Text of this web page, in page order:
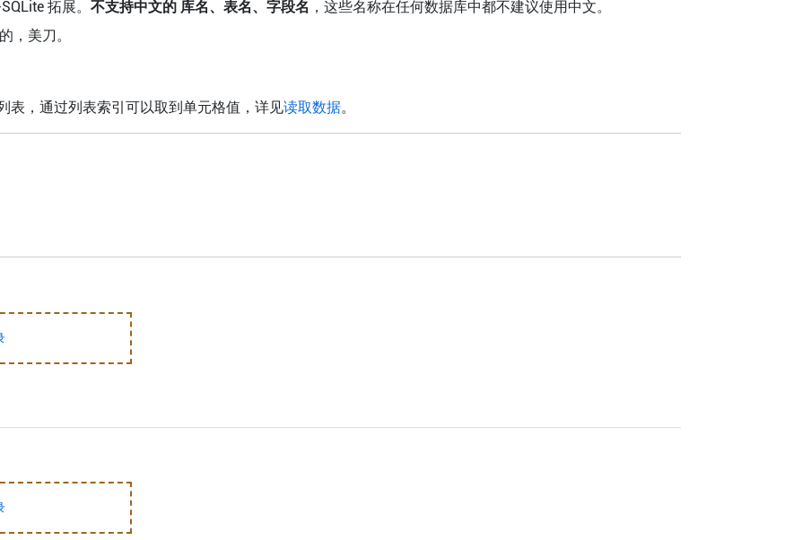
拓展。 不支持中文的 库名、表名、字段名 ，这些名称在任何数据库中都不建议使用中文。
，美刀。
表，通过列表索引可以取到单元格值，详见读取数据。